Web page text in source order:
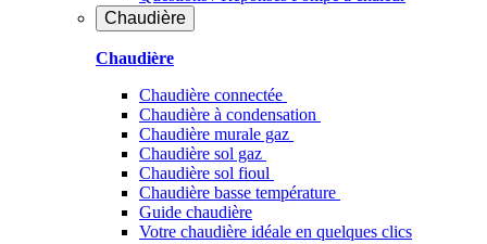
Chaudière
Chaudière
Chaudière connectée
Chaudière à condensation
Chaudière murale gaz
Chaudière sol gaz
Chaudière sol fioul
Chaudière basse température
Guide chaudière
Votre chaudière idéale en quelques clics